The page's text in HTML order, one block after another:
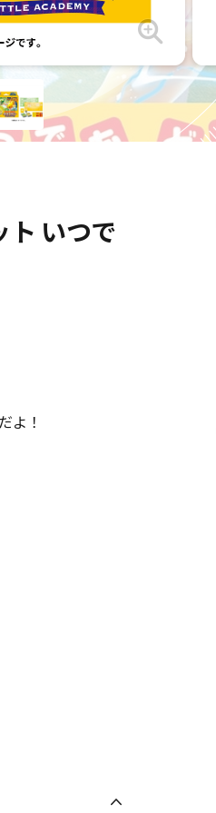
いつで
よ！